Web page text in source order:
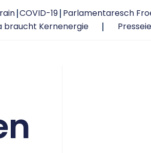
COVID-19 Parlamentaresch
braucht Kernenergie